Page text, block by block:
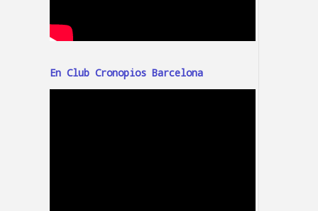
En Club Cronopios Barcelona